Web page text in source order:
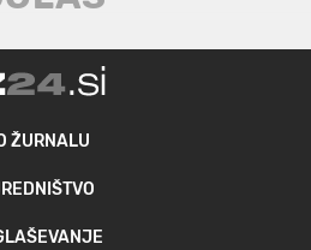
ŽURNALU